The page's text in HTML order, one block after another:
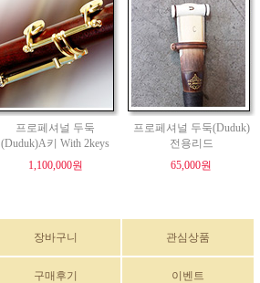
프로페셔널 두둑
(Duduk)A키 With 2keys
1,100,000원
프로페셔널 두둑(Duduk)
전용리드
65,000원
장바구니 관심상품
구매후기 이벤트